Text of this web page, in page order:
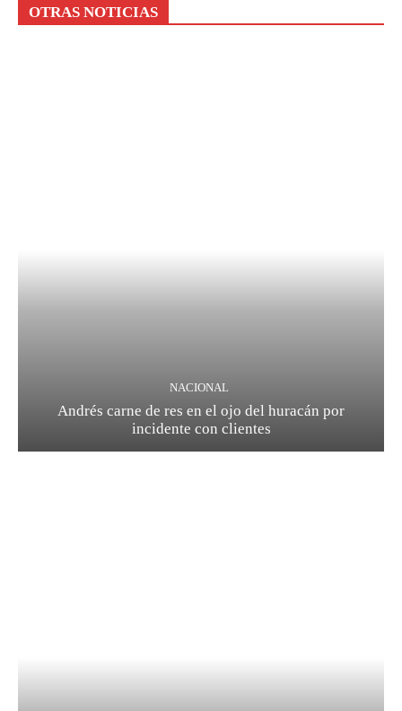
OTRAS NOTICIAS
NACIONAL
Andrés carne de res en el ojo del huracán por
incidente con clientes